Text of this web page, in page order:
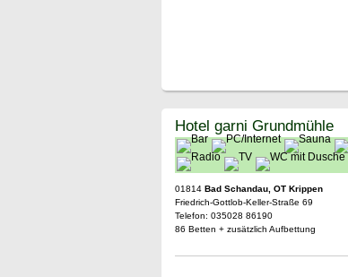
Hotel garni Grundmühle
01814 Bad Schandau, OT Krippen
Friedrich-Gottlob-Keller-Straße 69
Telefon: 035028 86190
86 Betten + zusätzlich Aufbettung